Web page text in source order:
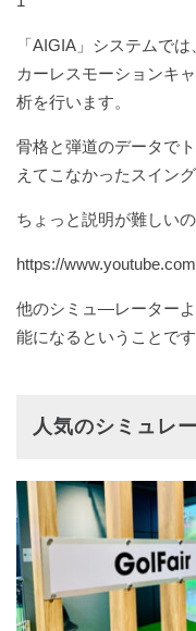
「AIGIA」システムで
カーレスモーションキ
析を行います。
骨格と弾道のデータで
えてこなかったスイン
ちょっと説明が難しい
https://
他のシミュ―レーター
能になるということです
人気のシミュレ